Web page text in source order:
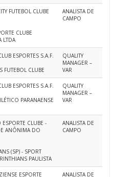
FUTEBOL CLUBE
CLUBE
LTDA
ANALISTA DE
CAMPO
ESPORTES S.A.F.
FUTEBOL CLUBE
QUALITY
MANAGER –
VAR
ESPORTES S.A.F.
PARANAENSE
QUALITY
MANAGER –
VAR
CLUBE -
ANÔNIMA DO
(SP) - SPORT
PAULISTA
ANALISTA DE
CAMPO
ESPORTE
ANALISTA DE